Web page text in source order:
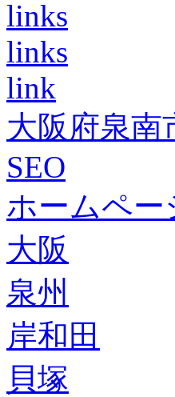
links
links
link
大阪府泉南
SEO
ホームペー
大阪
泉州
岸和田
貝塚